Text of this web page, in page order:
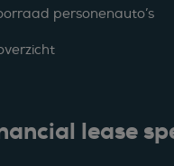
personenauto’s
lease